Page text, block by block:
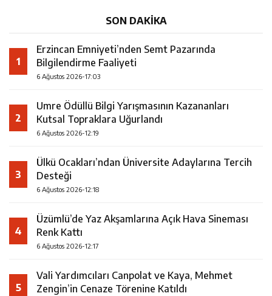
SON DAKİKA
1
Erzincan Emniyeti’nden Semt Pazarında
Bilgilendirme Faaliyeti
6 Ağustos 2026-17:03
2
Umre Ödüllü Bilgi Yarışmasının Kazananları
Kutsal Topraklara Uğurlandı
6 Ağustos 2026-12:19
3
Ülkü Ocakları’ndan Üniversite Adaylarına Tercih
Desteği
6 Ağustos 2026-12:18
4
Üzümlü’de Yaz Akşamlarına Açık Hava Sineması
Renk Kattı
6 Ağustos 2026-12:17
5
Vali Yardımcıları Canpolat ve Kaya, Mehmet
Zengin’in Cenaze Törenine Katıldı